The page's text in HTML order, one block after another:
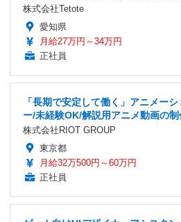
株式会社Tetote
愛知県
月給27万円～34万円
正社員
「長期で安定して働く」アニメー
ー/未経験OK/解説用アニメ動画の制
株式会社RIOT GROUP
東京都
月給32万500円～60万円
正社員